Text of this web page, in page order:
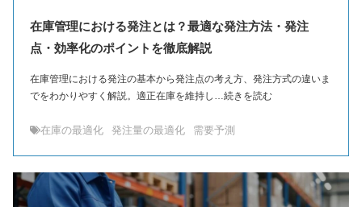
在庫管理における発注とは？最適な発注方法・発注
点・効率化のポイントを徹底解説
在庫管理における発注の基本から発注点の考え方、発注方式の違いま
でをわかりやすく解説。適正在庫を維持し…続きを読む
在庫の最適化 発注量の最適化 需要予測